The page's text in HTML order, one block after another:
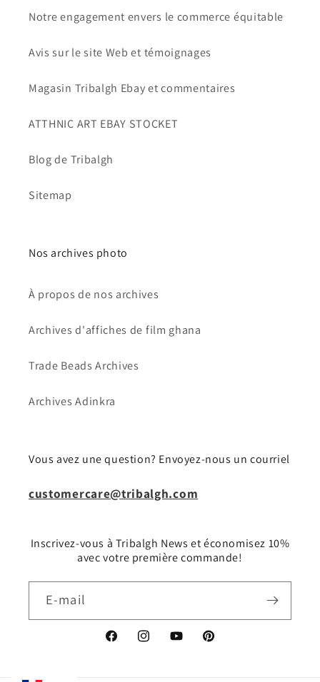
Notre engagement envers le commerce équitable
Avis sur le site Web et témoignages
Magasin Tribalgh Ebay et commentaires
ATTHNIC ART EBAY STOCKET
Blog de Tribalgh
Sitemap
Nos archives photo
À propos de nos archives
Archives d'affiches de film ghana
Trade Beads Archives
Archives Adinkra
Vous avez une question? Envoyez-nous un courriel
customercare@tribalgh.com
Inscrivez-vous à Tribalgh News et économisez 10%
avec votre première commande!
E-mail
FacebookInstagramYouTubePinterest